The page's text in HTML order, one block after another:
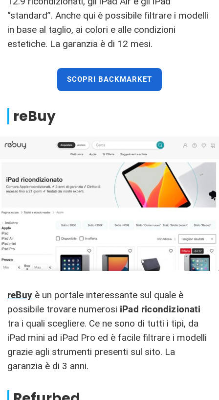
“standard”. Anche qui è possibile filtrare i modelli
in base al taglio, ai colori e alle condizioni
estetiche. La garanzia è di 12 mesi.
SCOPRI BACKMARKET
reBuy
reBuy è un portale interessante sul quale è
possibile trovare numerosi iPad ricondizionati
tra i quali scegliere. Ce ne sono di tutti i tipi, da
iPad mini ad iPad Pro ed è facile filtrare i modelli
grazie agli strumenti presenti sul sito. La
garanzia è di 3 anni.